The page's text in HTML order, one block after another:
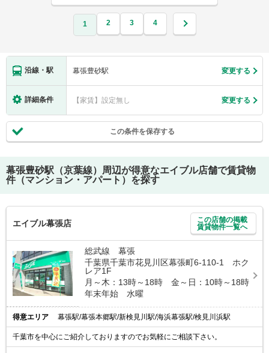
1 2 3 4
沿線・駅 幕張豊砂駅 変更する
詳細条件 【家賃】設定無し 変更する
この条件を保存する
幕張豊砂駅（京葉線）
周辺が得意なエイブル店舗で賃貸物
件（マンション・アパート）を探す
エイブル幕張店
この店舗の掲載
賃貸物件一覧へ
総武線 幕張
千葉県千葉市花見川区幕張町6-110-1 ホク
レア1F
月～木：13時～18時 金～日：10時～18時
年末年始 水曜
得意エリア 幕張駅/幕張本郷駅/新検見川駅/海浜幕張駅/検見川浜駅
千葉市を中心にご紹介しておりますのでお気軽にご相談下さい。